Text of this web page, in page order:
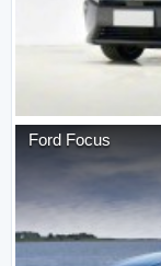
Ford Focus